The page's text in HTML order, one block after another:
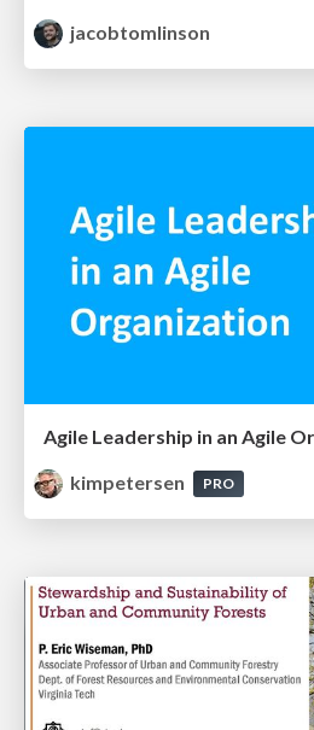
jacobtomlinson
Agile Leadership in an Agile
kimpetersen
PRO